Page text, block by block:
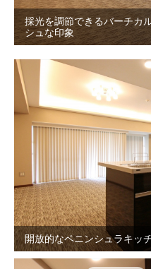
採光を調節できるバーチカ
シュな印象
開放的なペニンシュラキッ